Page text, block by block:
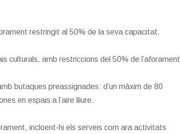
restringit al 50% de la seva capacitat.
culturals, amb restriccions del 50% de l’aforament
butaques preassignades: d’un màxim de 80
en espais a l’aire lliure.
incloent-hi els serveis com ara activitats